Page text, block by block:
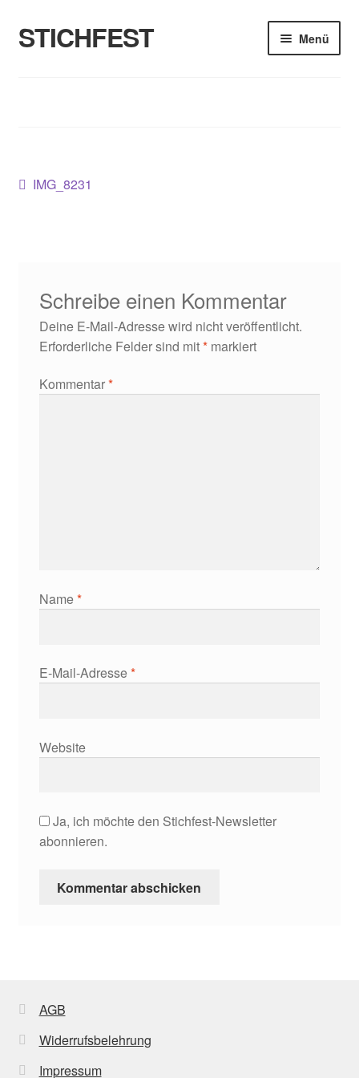
Zur
Navigation
Zum
Inhalt
STICHFEST Menü
Beitragsnavigation
Vorheriger
IMG_8231
Schreibe einen Kommentar
Deine E-Mail-Adresse wird nicht veröffentlicht.
Erforderliche Felder sind mit*markiert
Kommentar*
Name*
E-Mail-Adresse*
Website
Ja, ich möchte den Stichfest-Newsletter
abonnieren.
AGB
Widerrufsbelehrung
Impressum